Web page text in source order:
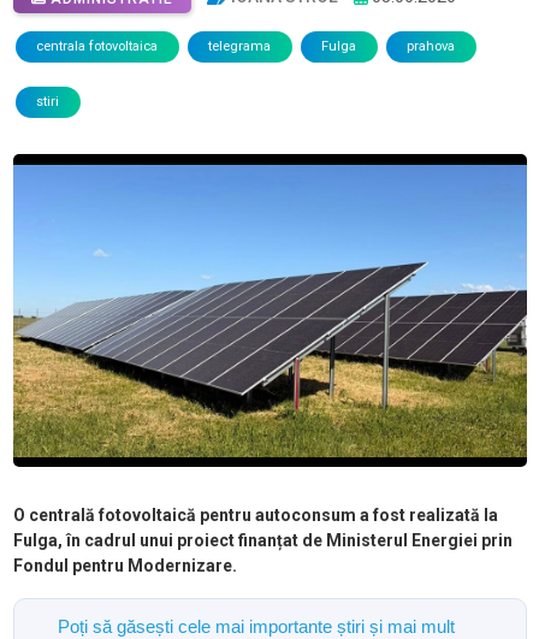
centrala fotovoltaica telegrama Fulga prahova
stiri
O centrală fotovoltaică pentru autoconsum a fost realizată la
Fulga, în cadrul unui proiect finanțat de Ministerul Energiei prin
Fondul pentru Modernizare.
Poți să găsești cele mai importante știri și mai mult